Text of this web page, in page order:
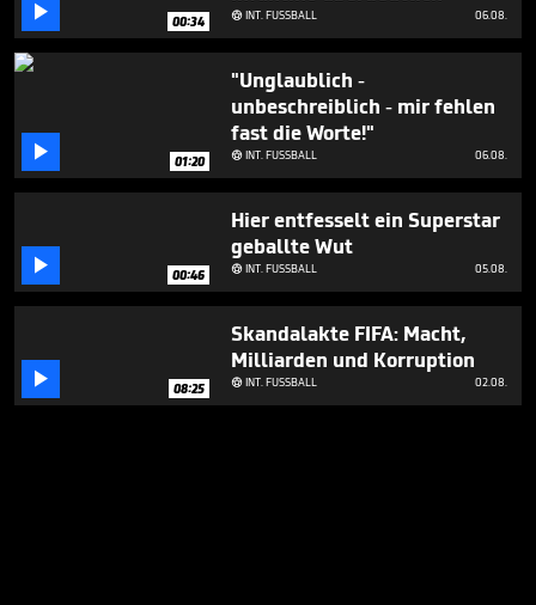
 00:34 INT. FUSSBALL 06.08.
 01:20
"Unglaublich -
unbeschreiblich - mir fehlen
fast die Worte!"
INT. FUSSBALL 06.08.
 00:46
Hier entfesselt ein Superstar
geballte Wut
INT. FUSSBALL 05.08.
 08:25
Skandalakte FIFA: Macht,
Milliarden und Korruption
INT. FUSSBALL 02.08.